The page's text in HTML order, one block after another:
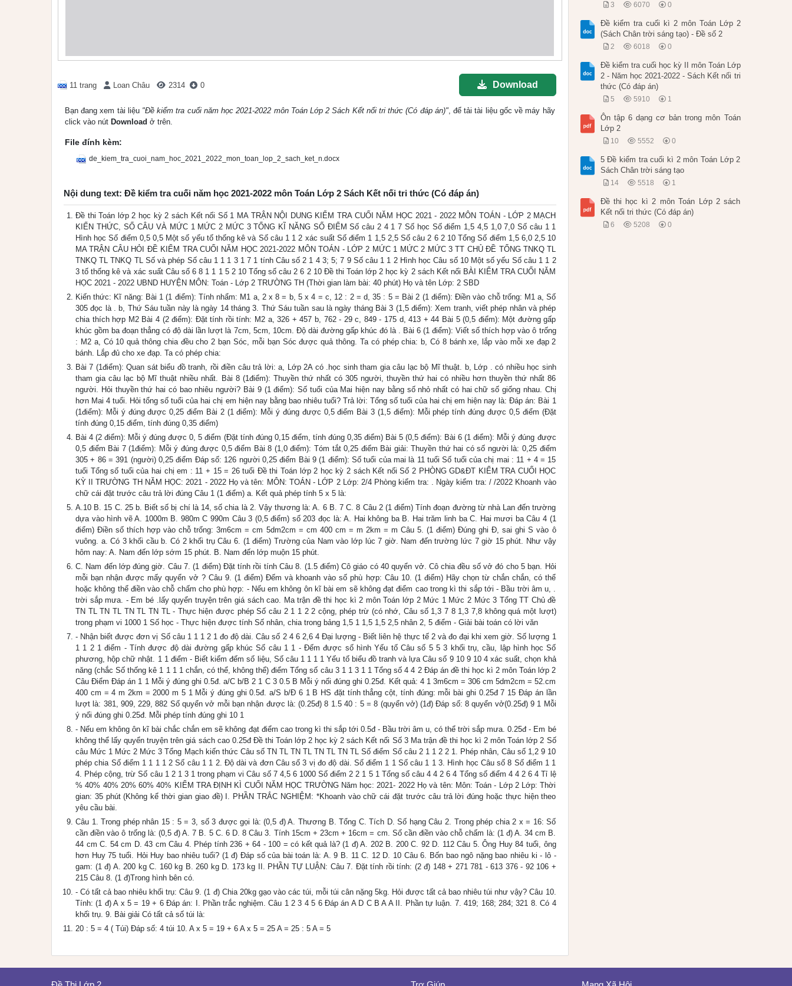
11 trang Loan Châu 2314 0 Download
Bạn đang xem tài liệu "Đề kiểm tra cuối năm học 2021-2022 môn Toán Lớp 2 Sách Kết nối tri thức (Có đáp án)", để tải tài liệu gốc về máy hãy
click vào nút Download ở trên.
File đính kèm:
de_kiem_tra_cuoi_nam_hoc_2021_2022_mon_toan_lop_2_sach_ket_n.docx
Nội dung text: Đề kiểm tra cuối năm học 2021-2022 môn Toán Lớp 2 Sách Kết nối tri thức (Có đáp án)
Đề thi Toán lớp 2 học kỳ 2 sách Kết nối Số 1 MA TRẬN NỘI DUNG KIỂM TRA CUỐI NĂM HỌC 2021 - 2022 MÔN TOÁN - LỚP 2 MẠCH
KIẾN THỨC, SỐ CÂU VÀ MỨC 1 MỨC 2 MỨC 3 TỔNG KĨ NĂNG SỐ ĐIỂM Số câu 2 4 1 7 Số học Số điểm 1,5 4,5 1,0 7,0 Số câu 1 1
Hình học Số điểm 0,5 0,5 Một số yếu tố thống kê và Số câu 1 1 2 xác suất Số điểm 1 1,5 2,5 Số câu 2 6 2 10 Tổng Số điểm 1,5 6,0 2,5 10
MA TRẬN CÂU HỎI ĐỀ KIỂM TRA CUỐI NĂM HỌC 2021-2022 MÔN TOÁN - LỚP 2 MỨC 1 MỨC 2 MỨC 3 TT CHỦ ĐỀ TỔNG TNKQ TL
TNKQ TL TNKQ TL Số và phép Số câu 1 1 1 3 1 7 1 tính Câu số 2 1 4 3; 5; 7 9 Số câu 1 1 2 Hình học Câu số 10 Một số yếu Số câu 1 1 2
3 tố thống kê và xác suất Câu số 6 8 1 1 1 5 2 10 Tổng số câu 2 6 2 10 Đề thi Toán lớp 2 học kỳ 2 sách Kết nối BÀI KIỂM TRA CUỐI NĂM
HỌC 2021 - 2022 UBND HUYỆN MÔN: Toán - Lớp 2 TRƯỜNG TH (Thời gian làm bài: 40 phút) Họ và tên Lớp: 2 SBD
Kiến thức: Kĩ năng: Bài 1 (1 điểm): Tính nhẩm: M1 a, 2 x 8 = b, 5 x 4 = c, 12 : 2 = d, 35 : 5 = Bài 2 (1 điểm): Điền vào chỗ trống: M1 a, Số
305 đọc là . b, Thứ Sáu tuần này là ngày 14 tháng 3. Thứ Sáu tuần sau là ngày tháng Bài 3 (1,5 điểm): Xem tranh, viết phép nhân và phép
chia thích hợp M2 Bài 4 (2 điểm): Đặt tính rồi tính: M2 a, 326 + 457 b, 762 - 29 c, 849 - 175 d, 413 + 44 Bài 5 (0,5 điểm): Một đường gấp
khúc gồm ba đoạn thẳng có độ dài lần lượt là 7cm, 5cm, 10cm. Độ dài đường gấp khúc đó là . Bài 6 (1 điểm): Viết số thích hợp vào ô trống
: M2 a, Có 10 quả thông chia đều cho 2 bạn Sóc, mỗi bạn Sóc được quả thông. Ta có phép chia: b, Có 8 bánh xe, lắp vào mỗi xe đạp 2
bánh. Lắp đủ cho xe đạp. Ta có phép chia:
Bài 7 (1điểm): Quan sát biểu đồ tranh, rồi điền câu trả lời: a, Lớp 2A có .học sinh tham gia câu lạc bộ Mĩ thuật. b, Lớp . có nhiều học sinh
tham gia câu lạc bộ Mĩ thuật nhiều nhất. Bài 8 (1điểm): Thuyền thứ nhất có 305 người, thuyền thứ hai có nhiều hơn thuyền thứ nhất 86
người. Hỏi thuyền thứ hai có bao nhiêu người? Bài 9 (1 điểm): Số tuổi của Mai hiện nay bằng số nhỏ nhất có hai chữ số giống nhau. Chị
hơn Mai 4 tuổi. Hỏi tổng số tuổi của hai chị em hiện nay bằng bao nhiêu tuổi? Trả lời: Tổng số tuổi của hai chị em hiện nay là: Đáp án: Bài 1
(1điểm): Mỗi ý đúng được 0,25 điểm Bài 2 (1 điểm): Mỗi ý đúng được 0,5 điểm Bài 3 (1,5 điểm): Mỗi phép tính đúng được 0,5 điểm (Đặt
tính đúng 0,15 điểm, tính đúng 0,35 điểm)
Bài 4 (2 điểm): Mỗi ý đúng được 0, 5 điểm (Đặt tính đúng 0,15 điểm, tính đúng 0,35 điểm) Bài 5 (0,5 điểm): Bài 6 (1 điểm): Mỗi ý đúng được
0,5 điểm Bài 7 (1điểm): Mỗi ý đúng được 0,5 điểm Bài 8 (1,0 điểm): Tóm tắt 0,25 điểm Bài giải: Thuyền thứ hai có số người là: 0,25 điểm
305 + 86 = 391 (người) 0,25 điểm Đáp số: 126 người 0,25 điểm Bài 9 (1 điểm): Số tuổi của mai là 11 tuổi Số tuổi của chị mai : 11 + 4 = 15
tuổi Tổng số tuổi của hai chị em : 11 + 15 = 26 tuổi Đề thi Toán lớp 2 học kỳ 2 sách Kết nối Số 2 PHÒNG GD&ĐT KIỂM TRA CUỐI HỌC
KỲ II TRƯỜNG TH NĂM HỌC: 2021 - 2022 Họ và tên: MÔN: TOÁN - LỚP 2 Lớp: 2/4 Phòng kiểm tra: . Ngày kiểm tra: / /2022 Khoanh vào
chữ cái đặt trước câu trả lời đúng Câu 1 (1 điểm) a. Kết quả phép tính 5 x 5 là:
A.10 B. 15 C. 25 b. Biết số bị chí là 14, số chia là 2. Vậy thương là: A. 6 B. 7 C. 8 Câu 2 (1 điểm) Tính đoạn đường từ nhà Lan đến trường
dựa vào hình vẽ A. 1000m B. 980m C 990m Câu 3 (0,5 điểm) số 203 đọc là: A. Hai không ba B. Hai trăm linh ba C. Hai mươi ba Câu 4 (1
điểm) Điền số thích hợp vào chỗ trống: 3m6cm = cm 5dm2cm = cm 400 cm = m 2km = m Câu 5. (1 điểm) Đúng ghi Đ, sai ghi S vào ô
vuông. a. Có 3 khối cầu b. Có 2 khối trụ Câu 6. (1 điểm) Trường của Nam vào lớp lúc 7 giờ. Nam đến trường lức 7 giờ 15 phút. Như vậy
hôm nay: A. Nam đến lớp sớm 15 phút. B. Nam đến lớp muộn 15 phút.
C. Nam đến lớp đúng giờ. Câu 7. (1 điểm) Đặt tính rồi tính Câu 8. (1.5 điểm) Cô giáo có 40 quyển vở. Cô chia đều số vở đó cho 5 bạn. Hỏi
mỗi bạn nhận được mấy quyển vở ? Câu 9. (1 điểm) Đếm và khoanh vào số phù hợp: Câu 10. (1 điểm) Hãy chọn từ chắn chắn, có thể
hoặc không thể điền vào chỗ chấm cho phù hợp: - Nếu em không ôn kĩ bài em sẽ không đạt điểm cao trong kì thi sắp tới - Bầu trời âm u, .
trời sắp mưa. - Em bé .lấy quyển truyện trên giá sách cao. Ma trận đề thi học kì 2 môn Toán lớp 2 Mức 1 Mức 2 Mức 3 Tổng TT Chủ đề
TN TL TN TL TN TL TN TL - Thực hiện được phép Số câu 2 1 1 2 2 cộng, phép trừ (có nhớ, Câu số 1,3 7 8 1,3 7,8 không quá một lượt)
trong phạm vi 1000 1 Số học - Thực hiện được tính Số nhân, chia trong bảng 1,5 1 1,5 1,5 2,5 nhân 2, 5 điểm - Giải bài toán có lời văn
- Nhận biết được đơn vị Số câu 1 1 1 2 1 đo độ dài. Câu số 2 4 6 2,6 4 Đại lượng - Biết liên hệ thực tế 2 và đo đại khi xem giờ. Số lượng 1
1 1 2 1 điểm - Tính được độ dài đường gấp khúc Số câu 1 1 - Đếm được số hình Yếu tố Câu số 5 5 3 khối trụ, cầu, lập hình học Số
phương, hộp chữ nhật. 1 1 điểm - Biết kiểm đếm số liệu, Số câu 1 1 1 1 Yếu tố biểu đồ tranh và lựa Câu số 9 10 9 10 4 xác suất, chọn khả
năng (chắc Số thống kê 1 1 1 1 chắn, có thể, không thể) điểm Tổng số câu 3 1 1 3 1 1 Tổng số 4 4 2 Đáp án đề thi học kì 2 môn Toán lớp 2
Câu Điểm Đáp án 1 1 Mỗi ý đúng ghi 0.5đ. a/C b/B 2 1 C 3 0.5 B Mỗi ý nối đúng ghi 0.25đ. Kết quả: 4 1 3m6cm = 306 cm 5dm2cm = 52.cm
400 cm = 4 m 2km = 2000 m 5 1 Mỗi ý đúng ghi 0.5đ. a/S b/Đ 6 1 B HS đặt tính thẳng cột, tính đúng: mỗi bài ghi 0.25đ 7 15 Đáp án lần
lượt là: 381, 909, 229, 882 Số quyển vở mỗi bạn nhận được là: (0.25đ) 8 1.5 40 : 5 = 8 (quyển vở) (1đ) Đáp số: 8 quyển vở(0.25đ) 9 1 Mỗi
ý nối đúng ghi 0.25đ. Mỗi phép tính đúng ghi 10 1
- Nếu em không ôn kĩ bài chắc chắn em sẽ không đạt điểm cao trong kì thi sắp tới 0.5đ - Bầu trời âm u, có thể trời sắp mưa. 0.25đ - Em bé
không thể lấy quyển truyện trên giá sách cao 0.25đ Đề thi Toán lớp 2 học kỳ 2 sách Kết nối Số 3 Ma trận đề thi học kì 2 môn Toán lớp 2 Số
câu Mức 1 Mức 2 Mức 3 Tổng Mạch kiến thức Câu số TN TL TN TL TN TL TN TL Số điểm Số câu 2 1 1 2 2 1. Phép nhân, Câu số 1,2 9 10
phép chia Số điểm 1 1 1 1 2 Số câu 1 1 2. Độ dài và đơn Câu số 3 vị đo độ dài. Số điểm 1 1 Số câu 1 1 3. Hình học Câu số 8 Số điểm 1 1
4. Phép cộng, trừ Số câu 1 2 1 3 1 trong phạm vi Câu số 7 4,5 6 1000 Số điểm 2 2 1 5 1 Tổng số câu 4 4 2 6 4 Tổng số điểm 4 4 2 6 4 Tỉ lệ
% 40% 40% 20% 60% 40% KIỂM TRA ĐỊNH KÌ CUỐI NĂM HỌC TRƯỜNG Năm học: 2021- 2022 Họ và tên: Môn: Toán - Lớp 2 Lớp: Thời
gian: 35 phút (Không kể thời gian giao đề) I. PHẦN TRẮC NGHIỆM: *Khoanh vào chữ cái đặt trước câu trả lời đúng hoặc thực hiện theo
yêu cầu bài.
Câu 1. Trong phép nhân 15 : 5 = 3, số 3 được gọi là: (0,5 đ) A. Thương B. Tổng C. Tích D. Số hạng Câu 2. Trong phép chia 2 x = 16: Số
cần điền vào ô trống là: (0,5 đ) A. 7 B. 5 C. 6 D. 8 Câu 3. Tính 15cm + 23cm + 16cm = cm. Số cần điền vào chỗ chấm là: (1 đ) A. 34 cm B.
44 cm C. 54 cm D. 43 cm Câu 4. Phép tính 236 + 64 - 100 = có kết quả là? (1 đ) A. 202 B. 200 C. 92 D. 112 Câu 5. Ông Huy 84 tuổi, ông
hơn Huy 75 tuổi. Hỏi Huy bao nhiêu tuổi? (1 đ) Đáp số của bài toán là: A. 9 B. 11 C. 12 D. 10 Câu 6. Bốn bao ngô nặng bao nhiêu ki - lô -
gam: (1 đ) A. 200 kg C. 160 kg B. 260 kg D. 173 kg II. PHẦN TỰ LUẬN: Câu 7. Đặt tính rồi tính: (2 đ) 148 + 271 781 - 613 376 - 92 106 +
215 Câu 8. (1 đ)Trong hình bên có.
- Có tất cả bao nhiêu khối trụ: Câu 9. (1 đ) Chia 20kg gạo vào các túi, mỗi túi cân nặng 5kg. Hỏi được tất cả bao nhiêu túi như vậy? Câu 10.
Tính: (1 đ) A x 5 = 19 + 6 Đáp án: I. Phần trắc nghiệm. Câu 1 2 3 4 5 6 Đáp án A D C B A A II. Phần tự luận. 7. 419; 168; 284; 321 8. Có 4
khối trụ. 9. Bài giải Có tất cả số túi là:
20 : 5 = 4 ( Túi) Đáp số: 4 túi 10. A x 5 = 19 + 6 A x 5 = 25 A = 25 : 5 A = 5
3 6070 0
Đề kiểm tra cuối kì 2 môn Toán Lớp 2
(Sách Chân trời sáng tạo) - Đề số 2
2 6018 0
Đề kiểm tra cuối học kỳ II môn Toán Lớp
2 - Năm học 2021-2022 - Sách Kết nối tri
thức (Có đáp án)
5 5910 1
Ôn tập 6 dạng cơ bản trong môn Toán
Lớp 2
10 5552 0
5 Đề kiểm tra cuối kì 2 môn Toán Lớp 2
Sách Chân trời sáng tạo
14 5518 1
Đề thi học kì 2 môn Toán Lớp 2 sách
Kết nối tri thức (Có đáp án)
6 5208 0